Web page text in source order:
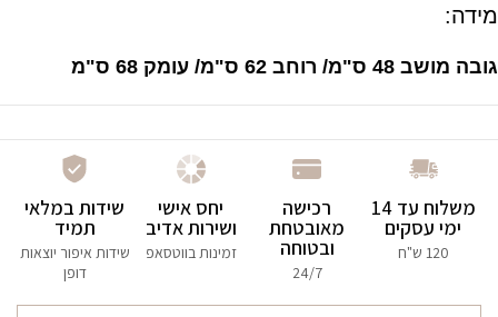
מידה:
גובה מושב 48 ס"מ/ רוחב 62 ס"מ/ עומק 68 ס"מ
משלוח עד 14
ימי עסקים
120 ש"ח
רכישה
מאובטחת
ובטוחה
24/7
יחס אישי
ושירות אדיב
זמינות בווטסאפ
שידות במלאי
תמיד
שידות איפור יוצאות
דופן